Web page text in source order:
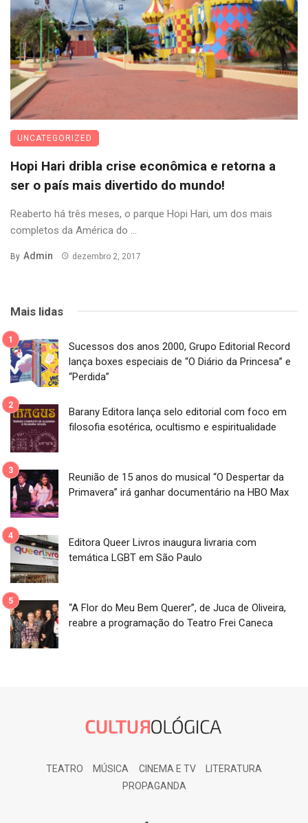
UNCATEGORIZED
Hopi Hari dribla crise econômica e retorna a
ser o país mais divertido do mundo!
Reaberto há três meses, o parque Hopi Hari, um dos mais
completos da América do ...
By Admin dezembro 2, 2017
Mais lidas
Sucessos dos anos 2000, Grupo Editorial Record
lança boxes especiais de “O Diário da Princesa” e
“Perdida”
Barany Editora lança selo editorial com foco em
filosofia esotérica, ocultismo e espiritualidade
Reunião de 15 anos do musical “O Despertar da
Primavera” irá ganhar documentário na HBO Max
Editora Queer Livros inaugura livraria com
temática LGBT em São Paulo
“A Flor do Meu Bem Querer”, de Juca de Oliveira,
reabre a programação do Teatro Frei Caneca
TEATRO MÚSICA CINEMA E TV
LITERATURA
PROPAGANDA